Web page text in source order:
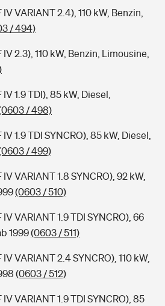
IV VARIANT 2.4), 110 kW, Benzin,
/ 494)
IV 2.3), 110 kW, Benzin, Limousine,
IV 1.9 TDI), 85 kW, Diesel,
/ 498)
IV 1.9 TDI SYNCRO), 85 kW, Diesel,
/ 499)
IV VARIANT 1.8 SYNCRO), 92 kW,
(0603 / 510)
IV VARIANT 1.9 TDI SYNCRO), 66
1999(0603 / 511)
IV VARIANT 2.4 SYNCRO), 110 kW,
(0603 / 512)
IV VARIANT 1.9 TDI SYNCRO), 85